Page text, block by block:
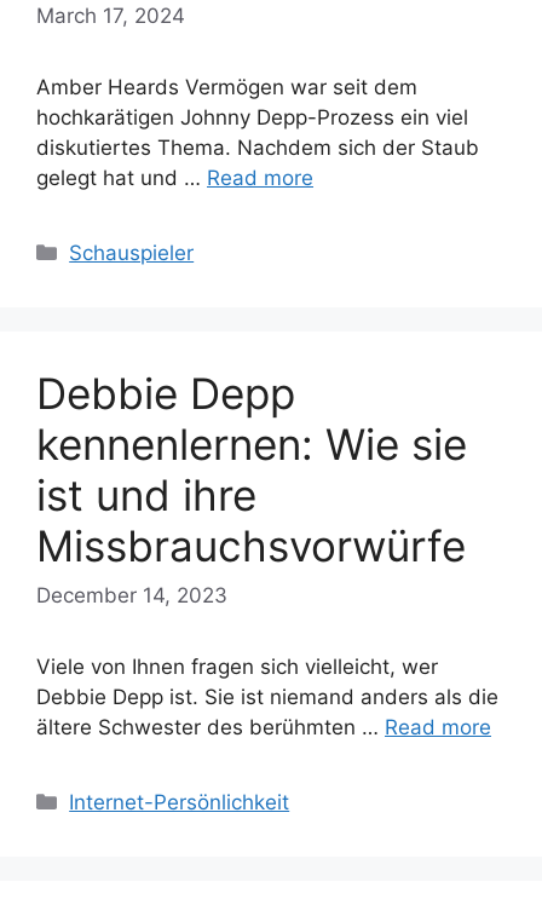
March 17, 2024
Amber Heards Vermögen war seit dem
hochkarätigen Johnny Depp-Prozess ein viel
diskutiertes Thema. Nachdem sich der Staub
gelegt hat und … Read more
Categories
Schauspieler
Debbie Depp
kennenlernen: Wie sie
ist und ihre
Missbrauchsvorwürfe
December 14, 2023
Viele von Ihnen fragen sich vielleicht, wer
Debbie Depp ist. Sie ist niemand anders als die
ältere Schwester des berühmten … Read more
Categories
Internet-Persönlichkeit